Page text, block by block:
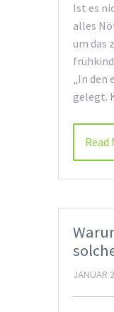
Ist es
alles
um das
„In den
gelegt.
Read
JANUAR